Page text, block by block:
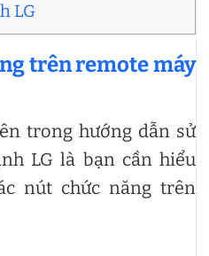
LG
trên remote máy
trong hướng dẫn sử
LG là bạn cần hiểu
nút chức năng trên